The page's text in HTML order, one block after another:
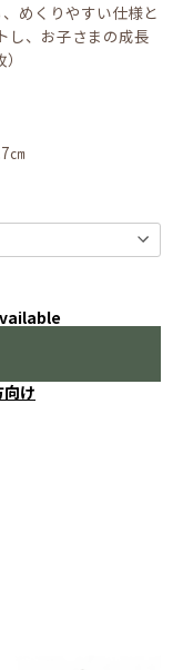
めくりやすい仕様と
し、お子さまの成長
㎝
け